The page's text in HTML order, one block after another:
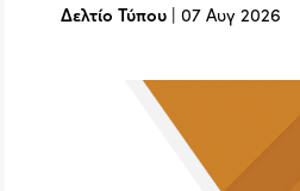
Δελτίο Τύπου |07 Αυγ 2026